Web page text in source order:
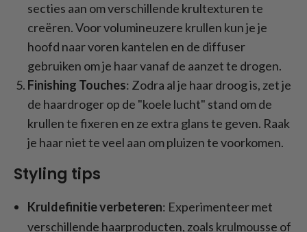
secties aan om verschillende krultexturen te
creëren. Voor volumineuzere krullen kun je je
hoofd naar voren kantelen en de diffuser
gebruiken om je haar vanaf de aanzet te drogen.
Finishing Touches: Zodra al je haar droog is, zet je
de haardroger op de "koele lucht" stand om de
krullen te fixeren en ze extra glans te geven. Raak
je haar niet te veel aan om pluizen te voorkomen.
Styling tips
Kruldefinitie verbeteren: Experimenteer met
verschillende haarproducten, zoals krulmousse of